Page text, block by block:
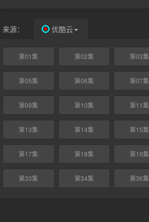
来源： 优酷云
第01集 第02集 第03集
第05集 第06集 第07集
第09集 第10集 第11集
第13集 第14集 第15集
第17集 第18集 第19集
第33集 第34集 第36集